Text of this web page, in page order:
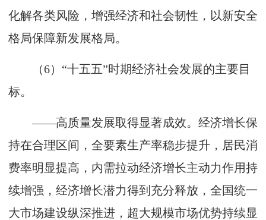
化解各类风险，增强经济和社会韧性，以新安全
格局保障新发展格局。
（6）“十五五”时期经济社会发展的主要目
标。
——高质量发展取得显著成效。经济增长保
持在合理区间，全要素生产率稳步提升，居民消
费率明显提高，内需拉动经济增长主动力作用持
续增强，经济增长潜力得到充分释放，全国统一
大市场建设纵深推进，超大规模市场优势持续显